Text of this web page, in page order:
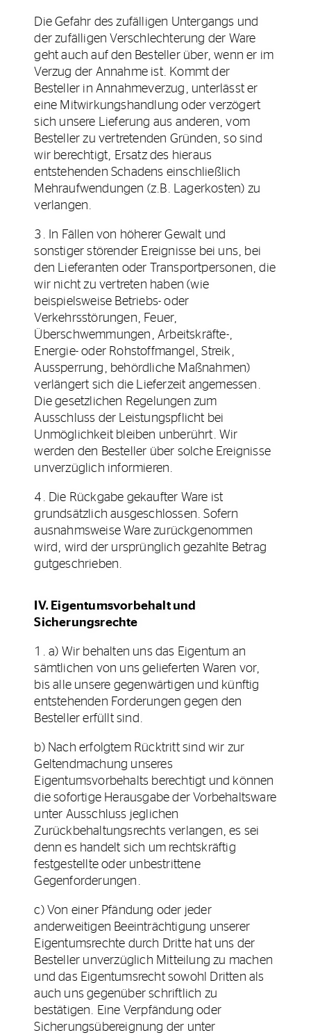
Die Gefahr des zufälligen Untergangs und
der zufälligen Verschlechterung der Ware
geht auch auf den Besteller über, wenn er im
Verzug der Annahme ist. Kommt der
Besteller in Annahmeverzug, unterlässt er
eine Mitwirkungshandlung oder verzögert
sich unsere Lieferung aus anderen, vom
Besteller zu vertretenden Gründen, so sind
wir berechtigt, Ersatz des hieraus
entstehenden Schadens einschließlich
Mehraufwendungen (z.B. Lagerkosten) zu
verlangen.
3. In Fällen von höherer Gewalt und
sonstiger störender Ereignisse bei uns, bei
den Lieferanten oder Transportpersonen, die
wir nicht zu vertreten haben (wie
beispielsweise Betriebs- oder
Verkehrsstörungen, Feuer,
Überschwemmungen, Arbeitskräfte-,
Energie- oder Rohstoffmangel, Streik,
Aussperrung, behördliche Maßnahmen)
verlängert sich die Lieferzeit angemessen.
Die gesetzlichen Regelungen zum
Ausschluss der Leistungspflicht bei
Unmöglichkeit bleiben unberührt. Wir
werden den Besteller über solche Ereignisse
unverzüglich informieren.
4. Die Rückgabe gekaufter Ware ist
grundsätzlich ausgeschlossen. Sofern
ausnahmsweise Ware zurückgenommen
wird, wird der ursprünglich gezahlte Betrag
gutgeschrieben.
IV. Eigentumsvorbehalt und
Sicherungsrechte
1. a) Wir behalten uns das Eigentum an
sämtlichen von uns gelieferten Waren vor,
bis alle unsere gegenwärtigen und künftig
entstehenden Forderungen gegen den
Besteller erfüllt sind.
b) Nach erfolgtem Rücktritt sind wir zur
Geltendmachung unseres
Eigentumsvorbehalts berechtigt und können
die sofortige Herausgabe der Vorbehaltsware
unter Ausschluss jeglichen
Zurückbehaltungsrechts verlangen, es sei
denn es handelt sich um rechtskräftig
festgestellte oder unbestrittene
Gegenforderungen.
c) Von einer Pfändung oder jeder
anderweitigen Beeinträchtigung unserer
Eigentumsrechte durch Dritte hat uns der
Besteller unverzüglich Mitteilung zu machen
und das Eigentumsrecht sowohl Dritten als
auch uns gegenüber schriftlich zu
bestätigen. Eine Verpfändung oder
Sicherungsübereignung der unter